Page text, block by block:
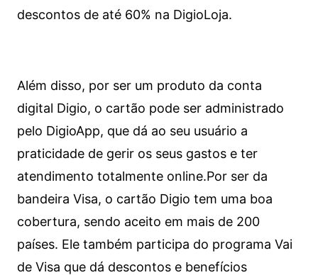
descontos de até 60% na DigioLoja.
Além disso, por ser um produto da conta
digital Digio, o cartão pode ser administrado
pelo DigioApp, que dá ao seu usuário a
praticidade de gerir os seus gastos e ter
atendimento totalmente online.Por ser da
bandeira Visa, o cartão Digio tem uma boa
cobertura, sendo aceito em mais de 200
países. Ele também participa do programa Vai
de Visa que dá descontos e benefícios